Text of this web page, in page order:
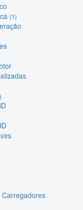
(1)
Carregadores